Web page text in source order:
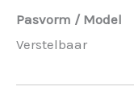
Pasvorm / Model
Verstelbaar